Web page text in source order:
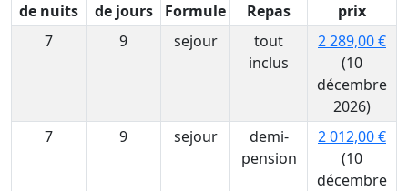
de nuits
de jours
Formule Repas
prix
7
9 sejour
tout
inclus
2 289,00 €
(10
décembre
2026)
7
9 sejour
demi-
pension
2 012,00 €
(10
décembre